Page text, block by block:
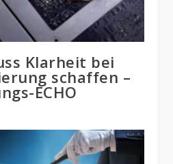
Klarheit bei
schaffen –
ECHO